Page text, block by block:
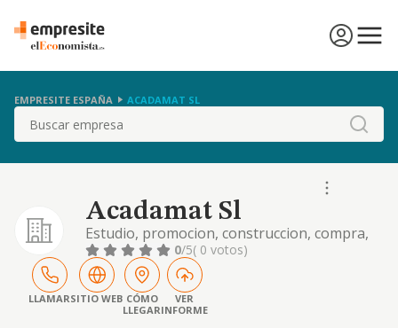
EMPRESITE ESPAÑA ACADAMAT SL
Buscar
Acadamat Sl
Estudio, promocion, construccion, compra,
venta. administracion y arrendamiento no
financiero de toda clase de inmuebles, tales
como solares. viviendas, locales y edificios. ya
en bloques. ya por departamentos
independie
0/5( 0 votos)
LLAMARSITIO WEB CÓMO
LLEGAR
VER
INFORME